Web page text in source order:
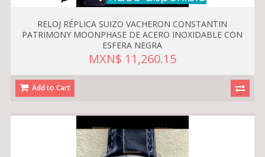
RELOJ RÉPLICA SUIZO VACHERON CONSTANTIN
PATRIMONY MOONPHASE DE ACERO INOXIDABLE CON
ESFERA NEGRA
MXN$ 11,260.15
Add to Cart